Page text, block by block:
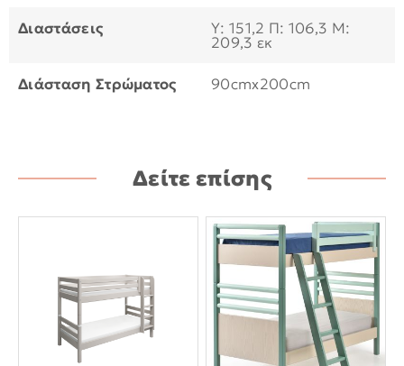
Διαστάσεις Υ: 151,2 Π: 106,3 Μ:
209,3 εκ
Διάσταση Στρώματος 90cmx200cm
Δείτε επίσης